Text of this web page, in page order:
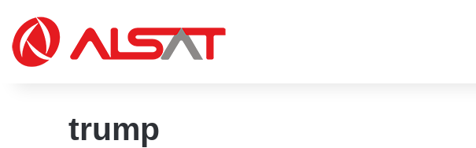
trump